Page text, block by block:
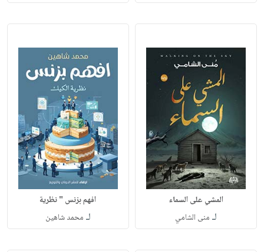
المشي على السماء
لـ منى الشامي
افهم بزنس " نظرية
لـ محمد شاهين